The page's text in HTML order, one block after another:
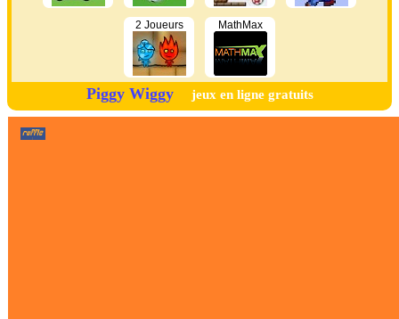
2 Joueurs MathMax
Piggy Wiggy jeux en ligne gratuits